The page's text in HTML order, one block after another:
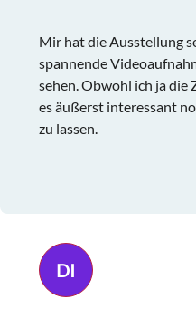
Mir hat die Ausstellung
spannende
sehen. Obwohl ich ja
es äußerst interessant
zu lassen.
DI